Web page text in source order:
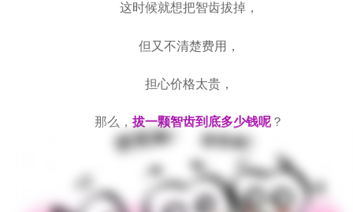
这时候就想把智齿拔掉，
但又不清楚费用，
担心价格太贵，
那么， 拔一颗智齿到底多少钱呢 ？